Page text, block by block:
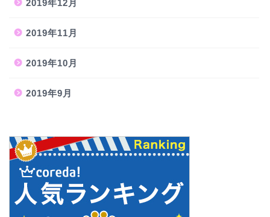
2019年12月
2019年11月
2019年10月
2019年9月